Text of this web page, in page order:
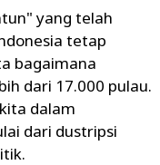
yang telah
tetap
bagaimana
dari 17.000 pulau.
dalam
dari dustripsi